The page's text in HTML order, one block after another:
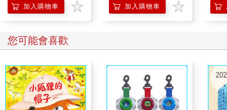
肖狗、豬之人：怕行運之宮中有擎羊或火星。且肖狗之人還怕行
運於「天羅地網」二宮（辰、戌）。
5．命主、身主
排命盤需要確定命主、身主。關於命主、身主在論命中的作用，
關，也有人將命主和身主棄之不用。在實際應用於論命時確實其
作用不是十分明確，所以許多人在論命時根本不用命主和身主。
但是，以下現象在論命時值得注意：
當流年宮中有命主星或身主星時，這兩顆星的作用會變得強烈。
加入購物車 加入購物車
您可能會喜歡